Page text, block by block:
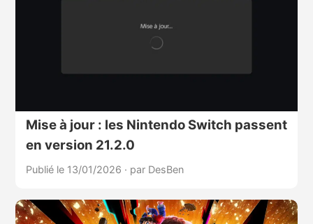
Mise à jour : les Nintendo Switch passent
en version 21.2.0
Publié le 13/01/2026 · par DesBen